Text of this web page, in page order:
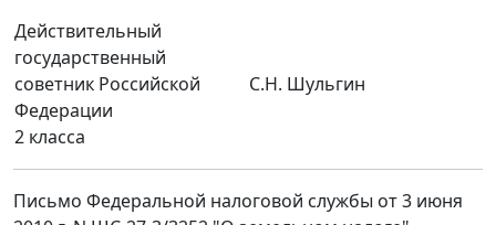
Действительный
государственный
советник Российской
Федерации
2 класса
С.Н. Шульгин
Письмо Федеральной налоговой службы от 3 июня